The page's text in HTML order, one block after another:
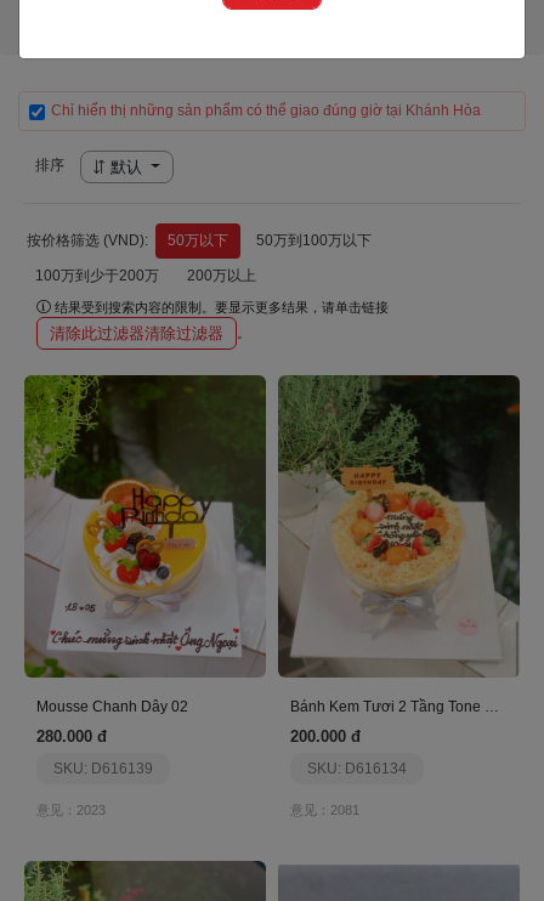
Chỉ hiển thị những sản phẩm có thể giao đúng giờ tại Khánh Hòa
排序 默认
按价格筛选 (VND): 50万以下 50万到100万以下
100万到少于200万 200万以上
结果受到搜索内容的限制。要显示更多结果，请单击链接
清除此过滤器清除过滤器
Mousse Chanh Dây 02
280.000 đ
SKU: D616139
意见：2023
Bánh Kem Tươi 2 Tầng Tone Hồng
200.000 đ
SKU: D616134
意见：2081